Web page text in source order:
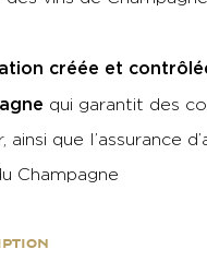
créée et
qui garantit des
que l’assurance
Champagne